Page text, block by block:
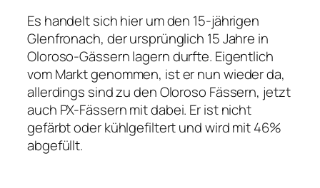
Es handelt sich hier um den 15-jährigen
Glenfronach, der ursprünglich 15 Jahre in
Oloroso-Gässern lagern durfte. Eigentlich
vom Markt genommen, ist er nun wieder da,
allerdings sind zu den Oloroso Fässern, jetzt
auch PX-Fässern mit dabei. Er ist nicht
gefärbt oder kühlgefiltert und wird mit 46%
abgefüllt.